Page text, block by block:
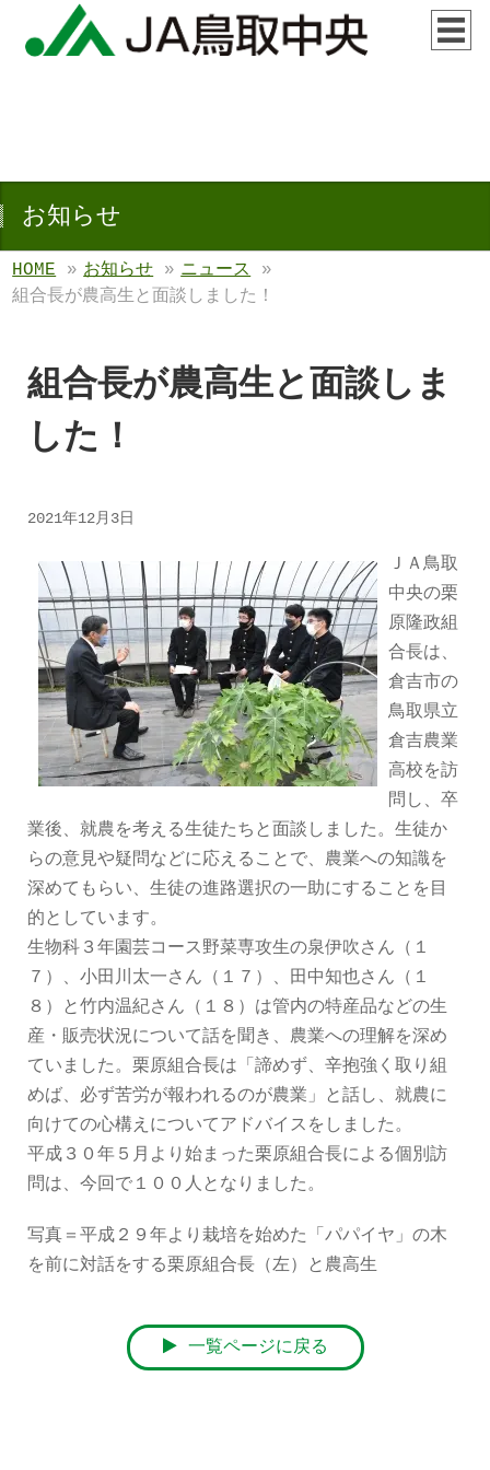
お知らせ
HOME » お知らせ » ニュース
»
組合長が農高生と面談しました！
組合長が農高生と面談しま
した！
2021年12月3日
ＪＡ鳥取
中央の栗
原隆政組
合長は、
倉吉市の
鳥取県立
倉吉農業
高校を訪
問し、卒
業後、就農を考える生徒たちと面談しました。生徒か
らの意見や疑問などに応えることで、農業への知識を
深めてもらい、生徒の進路選択の一助にすることを目
的としています。
生物科３年園芸コース野菜専攻生の泉伊吹さん（１
７）、小田川太一さん（１７）、田中知也さん（１
８）と竹内温紀さん（１８）は管内の特産品などの生
産・販売状況について話を聞き、農業への理解を深め
ていました。栗原組合長は「諦めず、辛抱強く取り組
めば、必ず苦労が報われるのが農業」と話し、就農に
向けての心構えについてアドバイスをしました。
平成３０年５月より始まった栗原組合長による個別訪
問は、今回で１００人となりました。
写真＝平成２９年より栽培を始めた「パパイヤ」の木
を前に対話をする栗原組合長（左）と農高生
一覧ページに戻る